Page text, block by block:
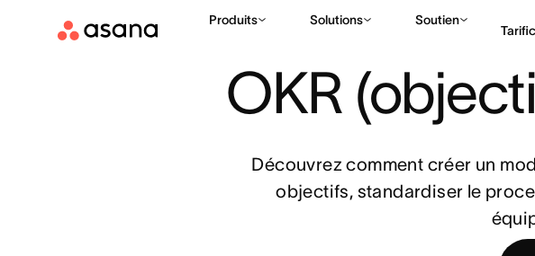
Produits Solutions Soutien
OKR
Découvrez comment créer un
objectifs, standardiser le